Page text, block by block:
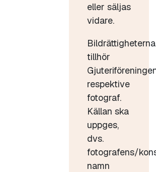
eller säljas
vidare.
Bildrättigheterna
tillhör
respektive
fotograf.
Källan ska
uppges,
dvs.
fotografens/
namn